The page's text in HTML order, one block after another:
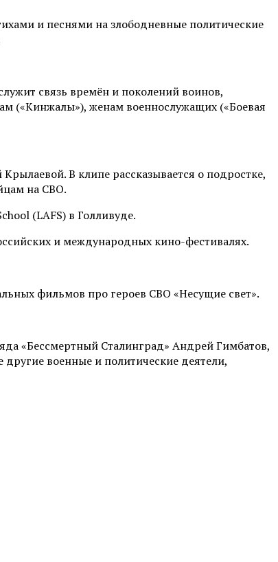
и песнями на злободневные политические
связь времён и поколений воинов,
(«Кинжалы»), женам военнослужащих («Боевая
В клипе рассказывается о подростке,
на СВО.
(LAFS) в Голливуде.
и международных кино-фестивалях.
фильмов про героев СВО «Несущие свет».
«Бессмертный Сталинград» Андрей Гимбатов,
военные и политические деятели,